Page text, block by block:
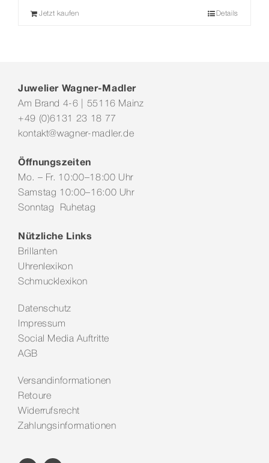
Jetzt kaufen Details
Juwelier Wagner-Madler
Am Brand 4-6 | 55116 Mainz
+49 (0)6131 23 18 77
kontakt@wagner-madler.de
Öffnungszeiten
Mo. – Fr. 10:00–18:00 Uhr
Samstag 10:00–16:00 Uhr
Sonntag Ruhetag
Nützliche Links
Brillanten
Uhrenlexikon
Schmucklexikon
Datenschutz
Impressum
Social Media Auftritte
AGB
Versandinformationen
Retoure
Widerrufsrecht
Zahlungsinformationen